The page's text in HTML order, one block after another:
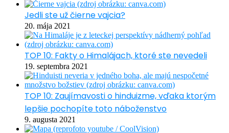
Jedli ste už čierne vajcia?
20. mája 2021
TOP 10: Fakty o Himalájach, ktoré ste nevedeli
19. septembra 2021
TOP 10: Zaujímavosti o hinduizme, vďaka ktorým
lepšie pochopíte toto náboženstvo
9. augusta 2021